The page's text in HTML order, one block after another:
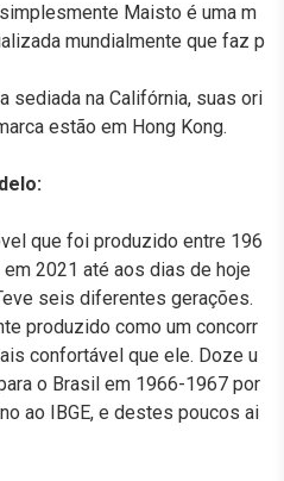
Maisto é uma m
mundialmente que faz p
sediada na Califórnia, suas ori
estão em Hong Kong.
que foi produzido entre 196
2021 até aos dias de hoje
seis diferentes gerações.
produzido como um concorr
confortável que ele. Doze u
o Brasil em 1966-1967 por
ao IBGE, e destes poucos ai